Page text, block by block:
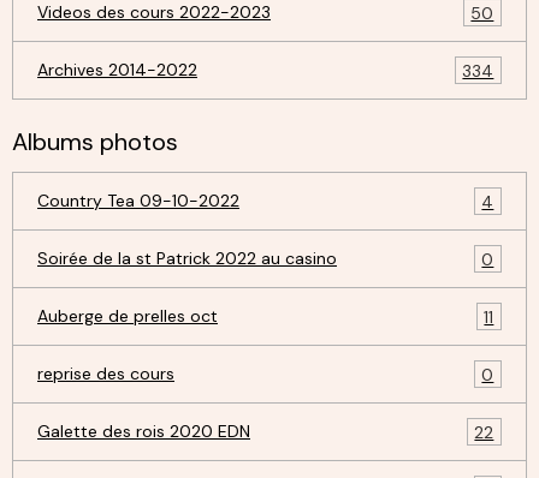
Videos des cours 2022-2023 50
Archives 2014-2022 334
Albums photos
Country Tea 09-10-2022 4
Soirée de la st Patrick 2022 au casino 0
Auberge de prelles oct 11
reprise des cours 0
Galette des rois 2020 EDN 22